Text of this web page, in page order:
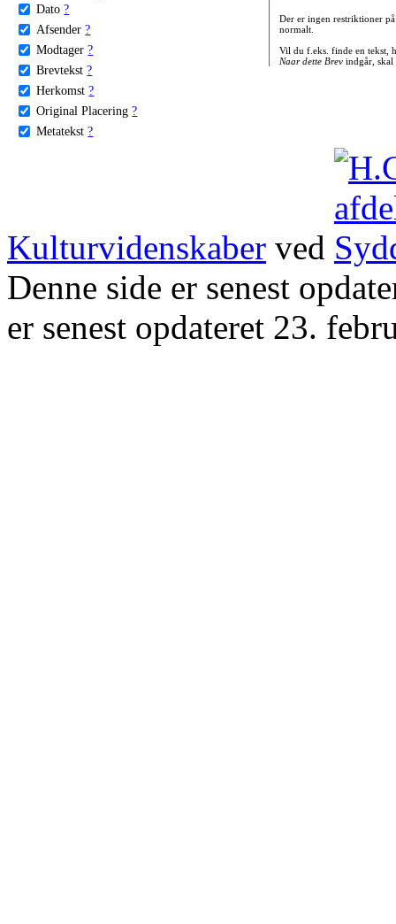
Dato ?
Afsender ?
Modtager ?
Brevtekst ?
Herkomst ?
Original Placering ?
Metatekst ?
Der er ingen restriktioner
normalt.
Vil du f.eks. finde en tekst,
Naar dette Brevindgår, skal
Kulturvidenskaber ved
Denne side er senest
er senest opdateret 23.